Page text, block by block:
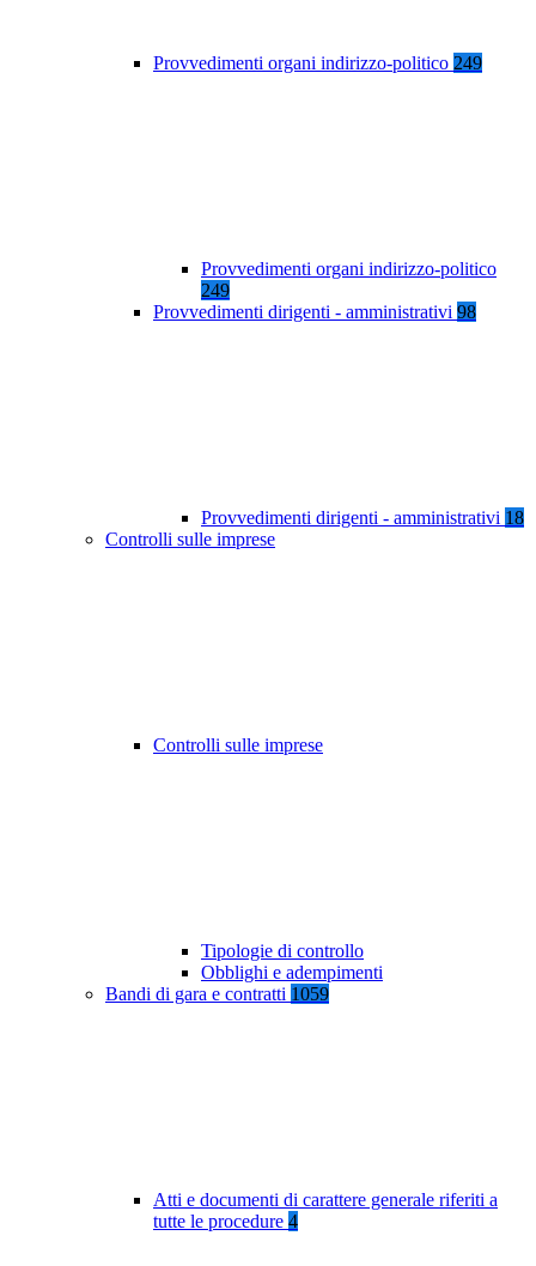
Provvedimenti organi indirizzo-politico 249
Provvedimenti organi indirizzo-politico
249
Provvedimenti dirigenti - amministrativi 98
Provvedimenti dirigenti - amministrativi 18
Controlli sulle imprese
Controlli sulle imprese
Tipologie di controllo
Obblighi e adempimenti
Bandi di gara e contratti 1059
Atti e documenti di carattere generale riferiti a
tutte le procedure 4